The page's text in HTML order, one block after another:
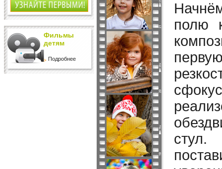
Фильмы
детям
Подробнее
полю
стул.